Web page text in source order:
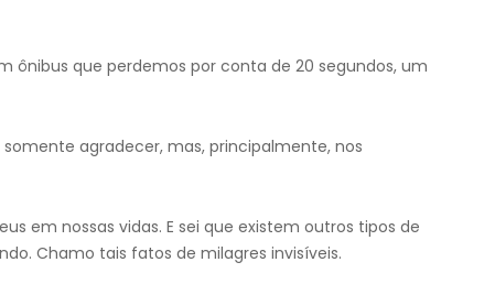
ônibus que perdemos por conta de 20 segundos, um
agradecer, mas, principalmente, nos
em nossas vidas. E sei que existem outros tipos de
Chamo tais fatos de milagres invisíveis.